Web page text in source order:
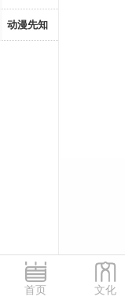
动漫先知
首页 文化